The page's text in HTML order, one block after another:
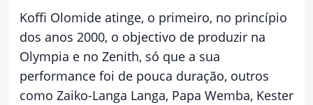
Koffi Olomide atinge, o primeiro, no princípio
dos anos 2000, o objectivo de produzir na
Olympia e no Zenith, só que a sua
performance foi de pouca duração, outros
como Zaiko-Langa Langa, Papa Wemba, Kester